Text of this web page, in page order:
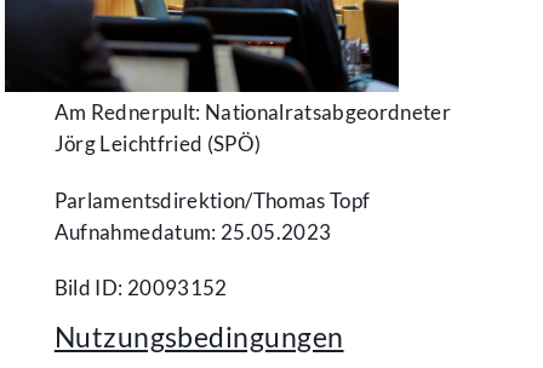
Am Rednerpult: Nationalratsabgeordneter
Jörg Leichtfried (SPÖ)
Parlamentsdirektion/​Thomas Topf
Aufnahmedatum: 25.05.2023
Bild ID: 20093152
Nutzungsbedingungen